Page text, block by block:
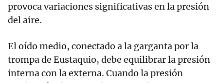
provoca variaciones significativas en la presión
del aire.
El oído medio, conectado a la garganta por la
trompa de Eustaquio, debe equilibrar la presión
interna con la externa. Cuando la presión